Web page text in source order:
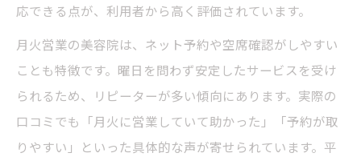
応できる点が、利用者から高く評価されています。
月火営業の美容院は、ネット予約や空席確認がしやすい
ことも特徴です。曜日を問わず安定したサービスを受け
られるため、リピーターが多い傾向にあります。実際の
口コミでも「月火に営業していて助かった」「予約が取
りやすい」といった具体的な声が寄せられています。平